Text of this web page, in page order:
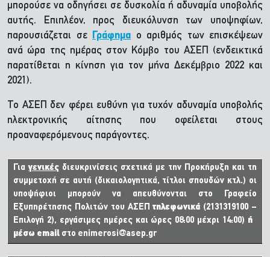
μπορούσε να οδηγήσει σε δυσκολία ή αδυναμία υποβολής
αυτής. Επιπλέον, προς διευκόλυνση των υποψηφίων,
παρουσιάζεται σε
Γράφημα ο αριθμός των επισκέψεων
ανά ώρα της ημέρας στον Κόμβο του ΑΣΕΠ (ενδεικτικά
παρατίθεται η κίνηση για τον μήνα Δεκέμβριο 2022 και
2021).
Το ΑΣΕΠ δεν φέρει ευθύνη για τυχόν αδυναμία υποβολής
ηλεκτρονικής αίτησης που οφείλεται στους
προαναφερόμενους παράγοντες.
Γιαγενικές διευκρινίσεις σχετικά με την Προκήρυξη και τη
συμμετοχή σε αυτή (δικαιολογητικά, τίτλοι σπουδών κτλ.) οι
υποψήφιοι μπορούν να απευθύνονται στο Γραφείο
Εξυπηρέτησης Πολιτών του ΑΣΕΠτηλεφωνικά (2131319100 –
Επιλογή 2), εργάσιμες ημέρες και ώρες 08:00 μέχρι 14:00) ή
μέσω email στο enimerosi@asep.gr